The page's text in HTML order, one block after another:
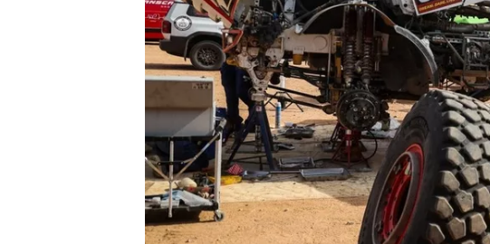
MONOMARCA